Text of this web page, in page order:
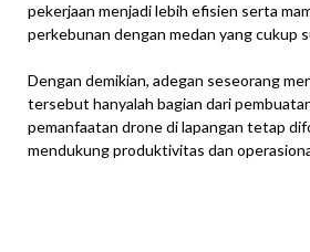
pekerjaan menjadi lebih efisien serta
perkebunan dengan medan yang cukup
Dengan demikian, adegan seseorang
tersebut hanyalah bagian dari
pemanfaatan drone di lapangan tetap
mendukung produktivitas dan